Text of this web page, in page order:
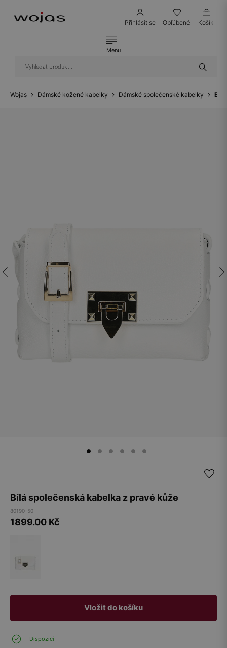
Přihlásit se Obľúbené Košík
Menu
Wojas Dámské kožené kabelky Dámské společenské kabelky Bílá
Bílá společenská kabelka z pravé kůže
80190-50
1899.00 Kč
Vložit do košíku
Dispozici